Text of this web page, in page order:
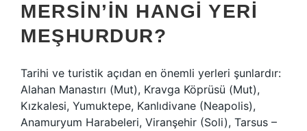
MERSIN’IN HANGI YERI
MEŞHURDUR?
Tarihi ve turistik açıdan en önemli yerleri şunlardır:
Alahan Manastırı (Mut), Kravga Köprüsü (Mut),
Kızkalesi, Yumuktepe, Kanlıdivane (Neapolis),
Anamuryum Harabeleri, Viranşehir (Soli), Tarsus –